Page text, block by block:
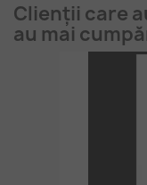
Clienții care
au mai